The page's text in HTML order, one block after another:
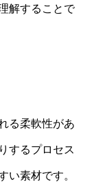
解することで
る柔軟性があ
するプロセス
い素材です。